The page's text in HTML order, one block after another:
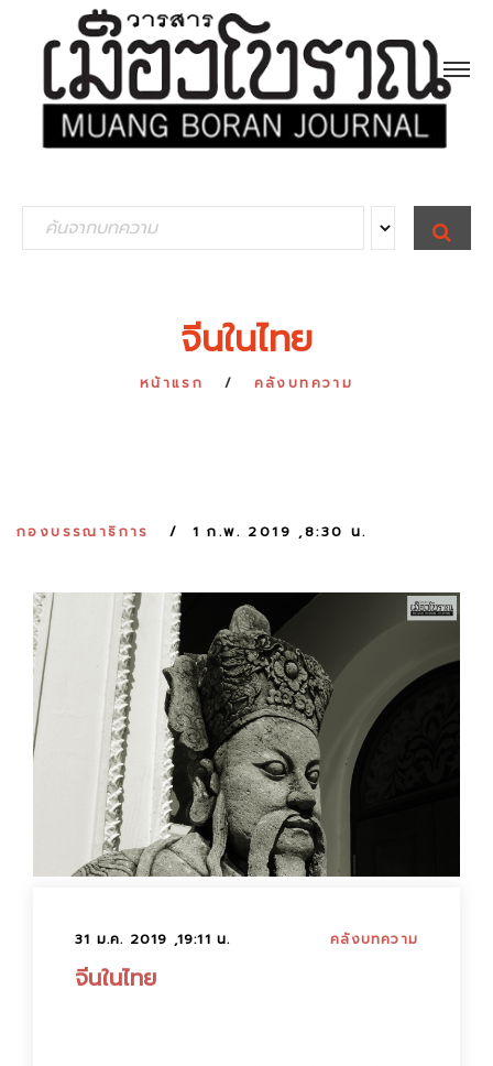
e
S
E
A
จีนในไทย
หน้าแรก คลังบทความ
กองบรรณาธิการ 1 ก.พ. 2019 ,8:30 น.
31 ม.ค. 2019 ,19:11 น. คลังบทความ
จีนในไทย